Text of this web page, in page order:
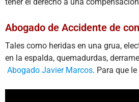
Abogado de Accidente de
Tales como heridas en una grua,
en la espalda, quemadurdas,
Abogado Javier Marcos. Para que